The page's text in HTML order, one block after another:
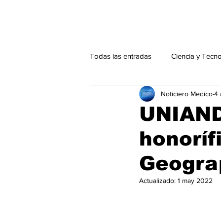
Todas las entradas Ciencia y
Actualidad Salud Mental
Endocrinología Actualidad
Consulta Externa especial
Noticiero Medico4
Actualizado: 1 may 2022